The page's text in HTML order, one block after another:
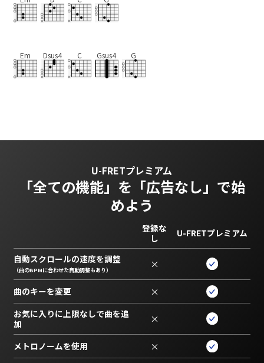
Em Dsus4 C Gsus4 G
U-FRETプレミアム
「全ての機能」を 「広告なし」で始
めよう
登録な
し
U-FRETプレミアム
自動スクロールの速度を調整
（曲のBPMに合わせた自動調整もあり） ×
曲のキーを変更 ×
お気に入りに上限なしで曲を追
加
×
メトロノームを使用 ×